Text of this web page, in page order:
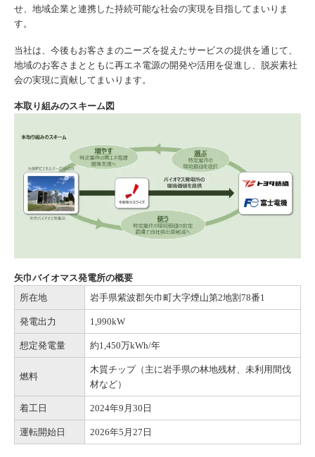
せ、地域企業と連携した持続可能な社会の実現を目指してまいりま
す。
当社は、今後もお客さまのニーズを捉えたサービスの提供を通じて、
地域のお客さまとともに再エネ電源の開発や活用を促進し、脱炭素社
会の実現に貢献してまいります。
本取り組みのスキーム図
矢巾バイオマス発電所の概要
所在地
岩手県紫波郡矢巾町大字煙山第2地割78番1
発電出力 1,990kW
想定発電量 約1,450万kWh/年
燃料
木質チップ（主に岩手県の林地残材、未利用間伐
材など）
着工日 2024年9月30日
運転開始日 2026年5月27日